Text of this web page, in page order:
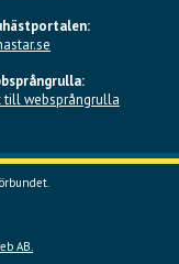
till websprångrulla
AB.